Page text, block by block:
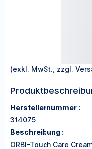
(exkl. MwSt., zzgl.
Herstellernummer :
314075
Beschreibung :
ORBI-Touch Care